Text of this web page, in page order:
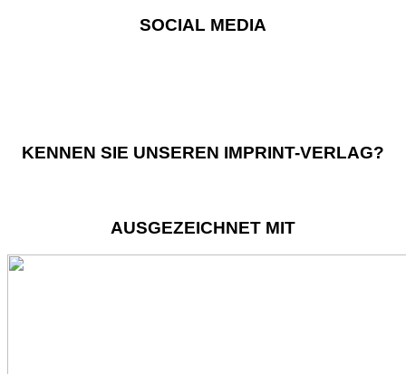
SOCIAL MEDIA
KENNEN SIE UNSEREN IMPRINT-VERLAG?
AUSGEZEICHNET MIT